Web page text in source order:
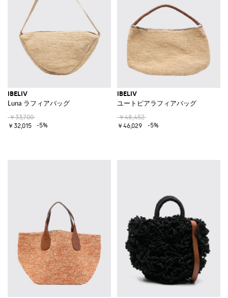
IBELIV
Luna ラフィアバッグ
￥33,700
￥32,015
-5%
IBELIV
ユートピアラフィアバッグ
￥48,452
￥46,029
-5%